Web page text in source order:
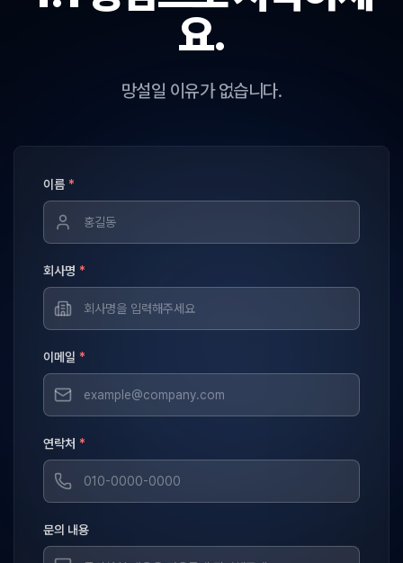
요.
망설일 이유가 없습니다.
이름 *
회사명 *
이메일 *
연락처 *
문의 내용